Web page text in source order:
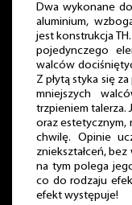
Dwa wykonane
aluminium,
jest konstrukcja
pojedynczego
walców
Z płytą styka się
mniejszych
trzpieniem talerza.
oraz estetycznym,
chwilę. Opinie
zniekształceń,
na tym polega
co do rodzaju
efekt występuje!